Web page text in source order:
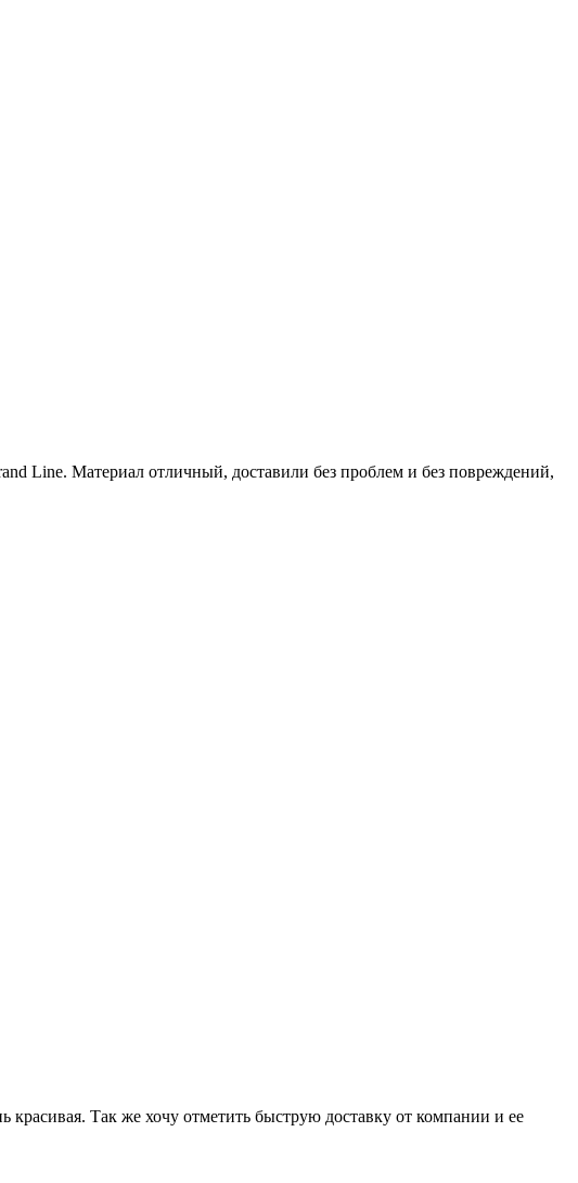
Line. Материал отличный, доставили без проблем и без повреждений,
красивая. Так же хочу отметить быструю доставку от компании и ее